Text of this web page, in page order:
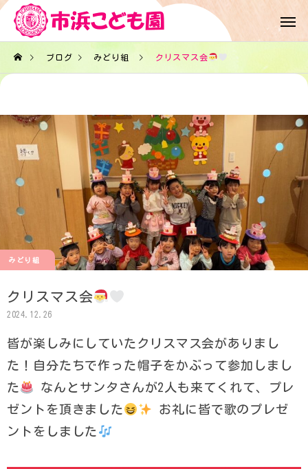
ブログ みどり組 クリスマス会
みどり組
クリスマス会
2024.12.26
皆が楽しみにしていたクリスマス会がありまし
た！自分たちで作った帽子をかぶって参加しまし
た
なんとサンタさんが2人も来てくれて、プレ
ゼントを頂きました
お礼に皆で歌のプレゼ
ントをしました